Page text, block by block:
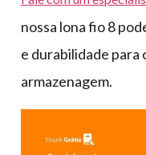
nossa lona fio 8
e durabilidade para
armazenagem.